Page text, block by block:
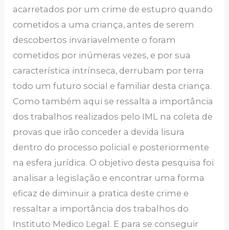
acarretados por um crime de estupro quando
cometidos a uma criança, antes de serem
descobertos invariavelmente o foram
cometidos por inúmeras vezes, e por sua
característica intrínseca, derrubam por terra
todo um futuro social e familiar desta criança.
Como também aqui se ressalta a importância
dos trabalhos realizados pelo IML na coleta de
provas que irão conceder a devida lisura
dentro do processo policial e posteriormente
na esfera jurídica. O objetivo desta pesquisa foi
analisar a legislação e encontrar uma forma
eficaz de diminuir a pratica deste crime e
ressaltar a importância dos trabalhos do
Instituto Medico Legal. E para se conseguir